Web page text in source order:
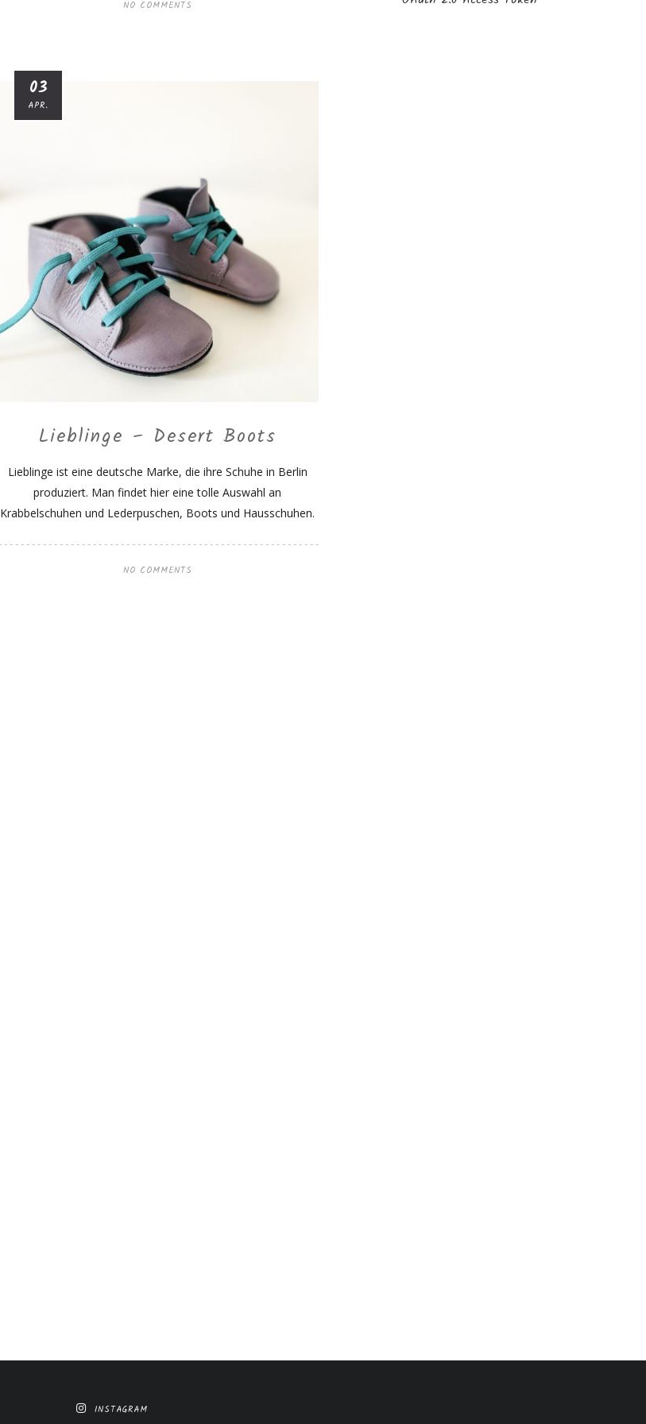
NO COMMENTS
03
APR.
Lieblinge – Desert Boots
Lieblinge ist eine deutsche Marke, die ihre Schuhe in Berlin
produziert. Man findet hier eine tolle Auswahl an
Krabbelschuhen und Lederpuschen, Boots und Hausschuhen.
NO COMMENTS
INSTAGRAM